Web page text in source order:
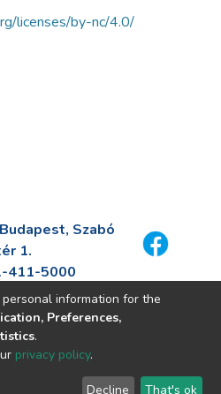
licenses/by-nc/4.0/
Szabó
1.
411-5000
fszek.hu
information for the
Preferences,
.
privacy policy.
Decline That's ok